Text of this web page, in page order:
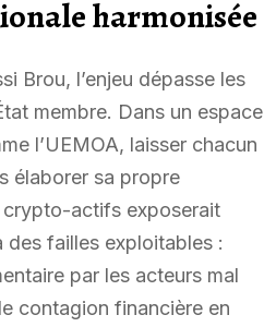
harmonisée
Brou, l’enjeu dépasse les
membre. Dans un espace
l’UEMOA, laisser chacun
élaborer sa propre
crypto-actifs exposerait
des failles exploitables :
par les acteurs mal
contagion financière en